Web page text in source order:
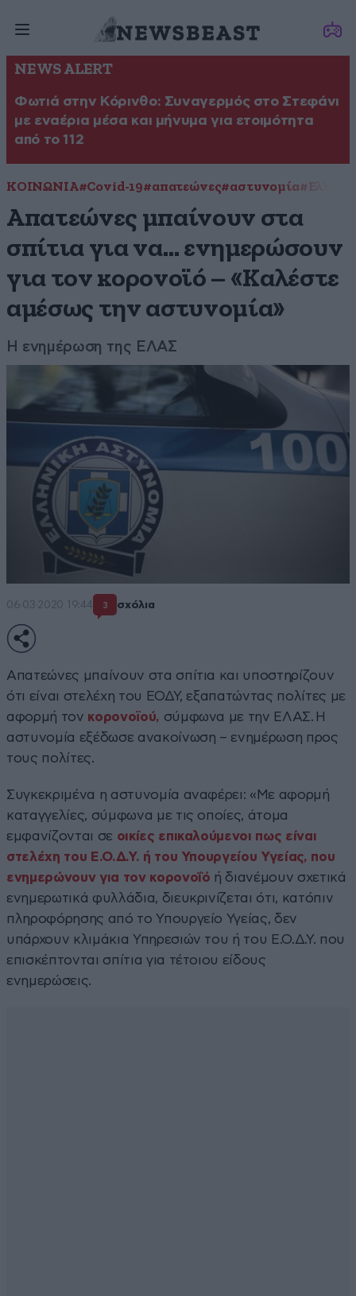
NEWS ALERT
Φωτιά στην Κόρινθο: Συναγερμός στο Στεφάνι
με εναέρια μέσα και μήνυμα για ετοιμότητα
από το 112
ΚΟΙΝΩΝΙΑ#Covid-19#απατεώνες#αστυνομία#Ελλάδα
Απατεώνες μπαίνουν στα
σπίτια για να… ενημερώσουν
για τον κορονοϊό – «Καλέστε
αμέσως την αστυνομία»
Η ενημέρωση της ΕΛΑΣ
06·03·2020 19:44 3 σχόλια
Απατεώνες μπαίνουν στα σπίτια και υποστηρίζουν
ότι είναι στελέχη του ΕΟΔΥ, εξαπατώντας πολίτες με
αφορμή τον κορονοϊού, σύμφωνα με την ΕΛΑΣ. Η
αστυνομία εξέδωσε ανακοίνωση – ενημέρωση προς
τους πολίτες.
Συγκεκριμένα η αστυνομία αναφέρει: «Με αφορμή
καταγγελίες, σύμφωνα με τις οποίες, άτομα
εμφανίζονται σε οικίες επικαλούμενοι πως είναι
στελέχη του Ε.Ο.Δ.Υ. ή του Υπουργείου Υγείας, που
ενημερώνουν για τον κορονοΐό ή διανέμουν σχετικά
ενημερωτικά φυλλάδια, διευκρινίζεται ότι, κατόπιν
πληροφόρησης από το Υπουργείο Υγείας, δεν
υπάρχουν κλιμάκια Υπηρεσιών του ή του Ε.Ο.Δ.Υ. που
επισκέπτονται σπίτια για τέτοιου είδους
ενημερώσεις.